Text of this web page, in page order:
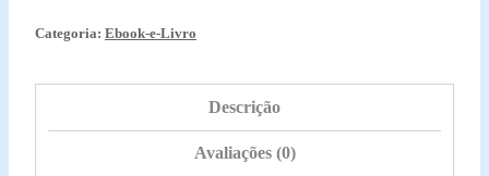
Categoria: Ebook-e-Livro
Descrição
Avaliações (0)